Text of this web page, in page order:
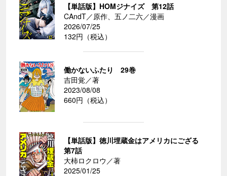
【単話版】HOMジナイズ 第12話
CAndT／原作、五ノ二六／漫画
2026/07/25
132円（税込）
働かないふたり 29巻
吉田覚／著
2023/08/08
660円（税込）
【単話版】徳川埋蔵金はアメリカにござる
第7話
大柿ロクロウ／著
2025/01/25